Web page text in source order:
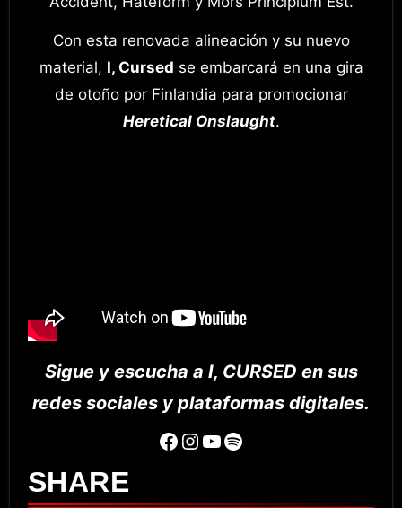
Con esta renovada alineación y su nuevo
material, I, Cursed se embarcará en una gira
de otoño por Finlandia para promocionar
Heretical Onslaught.
Sigue y escucha a I, CURSED en sus
redes sociales y plataformas digitales.
Facebook Instagram YouTube Spotify
SHARE